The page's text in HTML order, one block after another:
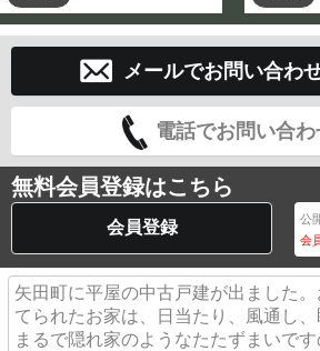
メールでお問い合わ
電話でお問い合
無料会員登録はこちら
会員登録 公
会
矢田町に平屋の中古戸建が出ました
てられたお家は、日当たり、風通し、
まるで隠れ家のようなたたずまいで